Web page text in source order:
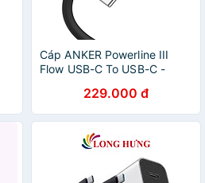
Cáp ANKER Powerline III
Flow USB-C To USB-C -
Mại và Bền Bỉ - Hàng Chính
Hãng
229.000 đ